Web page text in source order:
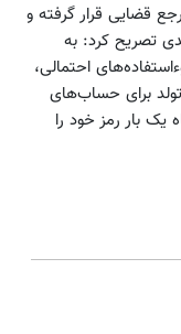
قضایی قرار گرفته و
تصریح کرد: به
احتمالی،
برای حساب‌های
یک بار رمز خود را